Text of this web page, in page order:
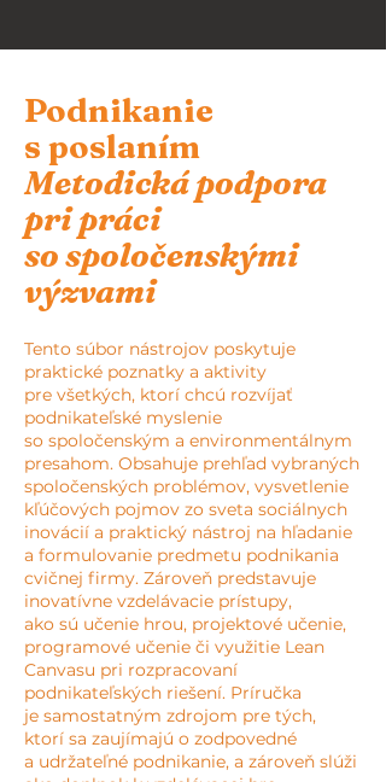
Podnikanie
s poslaním
Metodická podpora
pri práci
so spoločenskými
výzvami
Tento súbor nástrojov poskytuje
praktické poznatky a aktivity
pre všetkých, ktorí chcú rozvíjať
podnikateľské myslenie
so spoločenským a environmentálnym
presahom. Obsahuje prehľad vybraných
spoločenských problémov, vysvetlenie
kľúčových pojmov zo sveta sociálnych
inovácií a praktický nástroj na hľadanie
a formulovanie predmetu podnikania
cvičnej firmy. Zároveň predstavuje
inovatívne vzdelávacie prístupy,
ako sú učenie hrou, projektové učenie,
programové učenie či využitie Lean
Canvasu pri rozpracovaní
podnikateľských riešení. Príručka
je samostatným zdrojom pre tých,
ktorí sa zaujímajú o zodpovedné
a udržateľné podnikanie, a zároveň slúži